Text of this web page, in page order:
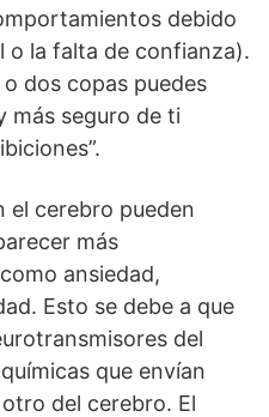
debido
o la falta de confianza).
dos copas puedes
más seguro de ti
el cerebro pueden
más
ansiedad,
Esto se debe a que
del
que envían
del cerebro. El